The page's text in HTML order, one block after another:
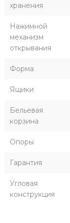
хранения
Нажимной
механизм
открывания
Форма
Ящики
Бельевая
корзина
Опоры
Гарантия
Угловая
конструкция